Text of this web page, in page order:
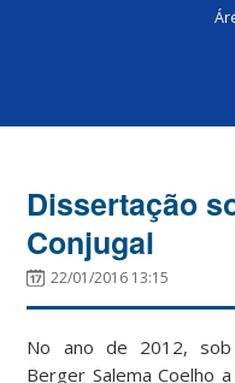
Dissertação
Conjugal
22/01/2016 13:15
No ano de 2012, sob
Berger Salema Coelho